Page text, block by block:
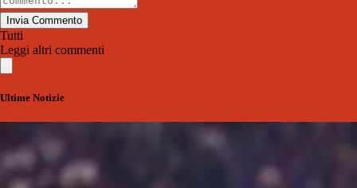
Invia Commento
Tutti
Leggi altri commenti
Ultime Notizie